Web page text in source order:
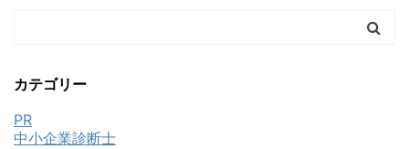
カテゴリー
PR
中小企業診断士